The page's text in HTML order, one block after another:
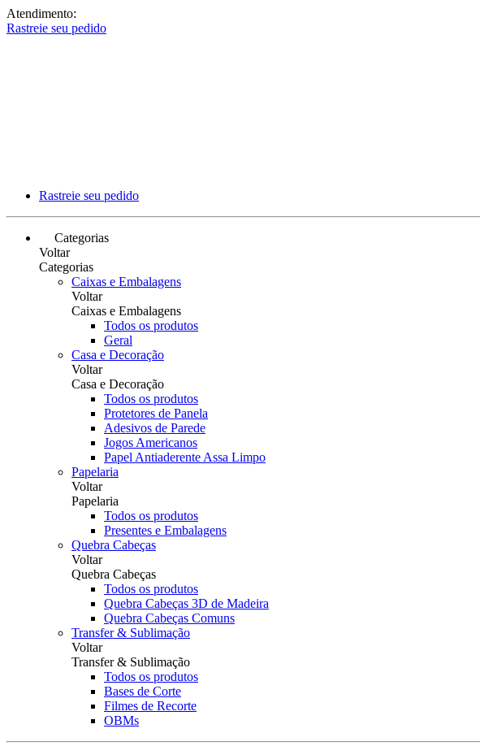
Atendimento:
Rastreie seu pedido
Rastreie seu pedido
Categorias
Voltar
Categorias
Caixas e Embalagens
Voltar
Caixas e Embalagens
Todos os produtos
Geral
Casa e Decoração
Voltar
Casa e Decoração
Todos os produtos
Protetores de Panela
Adesivos de Parede
Jogos Americanos
Papel Antiaderente Assa Limpo
Papelaria
Voltar
Papelaria
Todos os produtos
Presentes e Embalagens
Quebra Cabeças
Voltar
Quebra Cabeças
Todos os produtos
Quebra Cabeças 3D de Madeira
Quebra Cabeças Comuns
Transfer & Sublimação
Voltar
Transfer & Sublimação
Todos os produtos
Bases de Corte
Filmes de Recorte
OBMs